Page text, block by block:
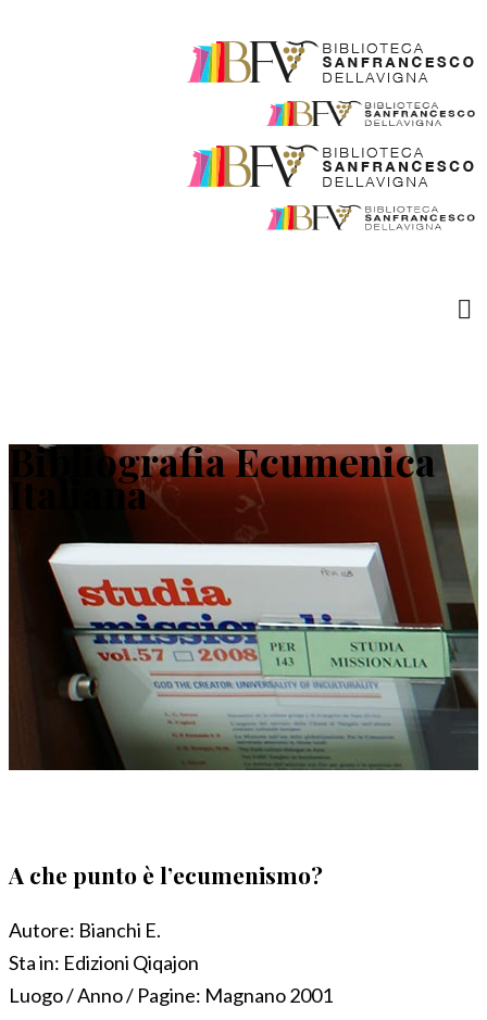
Bibliografia Ecumenica
Italiana
A che punto è l’ecumenismo?
Autore: Bianchi E.
Sta in: Edizioni Qiqajon
Luogo / Anno / Pagine: Magnano 2001